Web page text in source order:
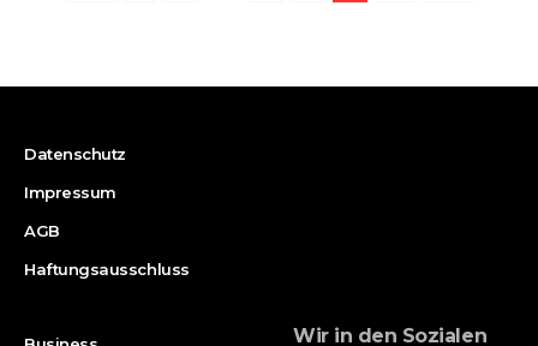
Datenschutz
Impressum
AGB
Haftungsausschluss
Wir in den Sozialen